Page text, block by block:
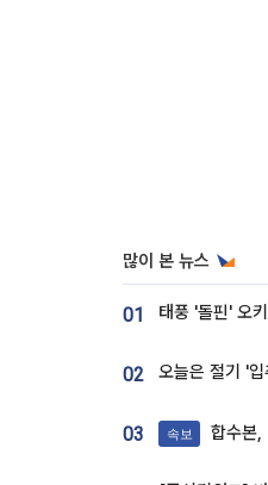
많이 본 뉴스
01
02 오늘은 절기 '
03 속보 합수본, '통계